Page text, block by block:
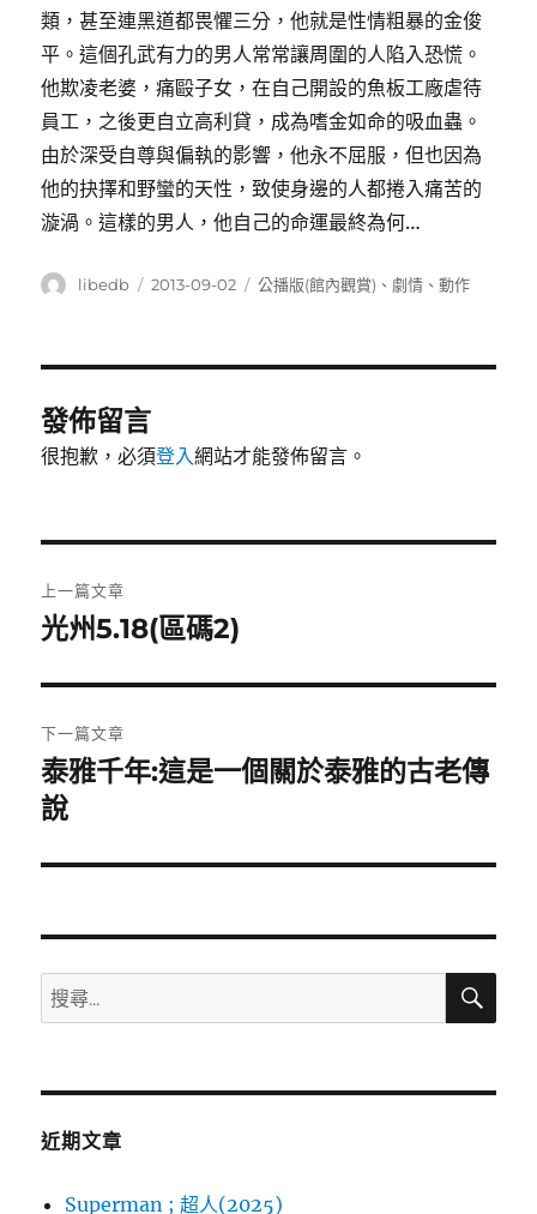
類，甚至連黑道都畏懼三分，他就是性情粗暴的金俊
平。這個孔武有力的男人常常讓周圍的人陷入恐慌。
他欺凌老婆，痛毆子女，在自己開設的魚板工廠虐待
員工，之後更自立高利貸，成為嗜金如命的吸血蟲。
由於深受自尊與偏執的影響，他永不屈服，但也因為
他的抉擇和野蠻的天性，致使身邊的人都捲入痛苦的
漩渦。這樣的男人，他自己的命運最終為何…
作
libedb
發
2013-09-02
分
公播版(館內觀賞) 、 劇情 、動作
發佈留言
很抱歉，必須登入網站才能發佈留言。
章
覽
上一篇文章
上
篇
文
章:
光州5.18(區碼2)
下一篇文章
下
一
文
泰雅千年:這是一個關於泰雅的古老傳
說
搜
尋
鍵
搜
近期文章
Superman ; 超人(2025)